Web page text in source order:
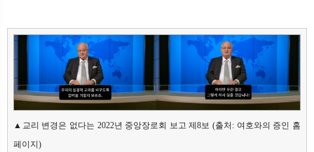
▲교리 변경은 없다는 2022년 중앙장로회 보고 제8보 (출처: 여호와의 증인 홈
페이지)